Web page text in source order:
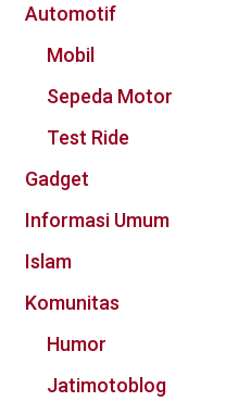
Automotif
Mobil
Sepeda Motor
Test Ride
Gadget
Informasi Umum
Islam
Komunitas
Humor
Jatimotoblog